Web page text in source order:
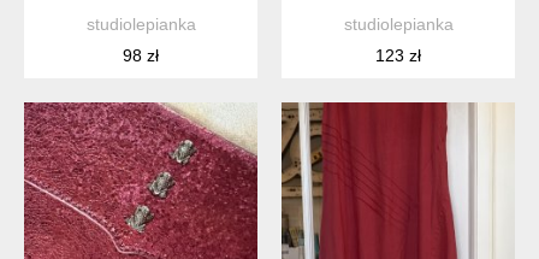
studiolepianka
98 zł
studiolepianka
123 zł